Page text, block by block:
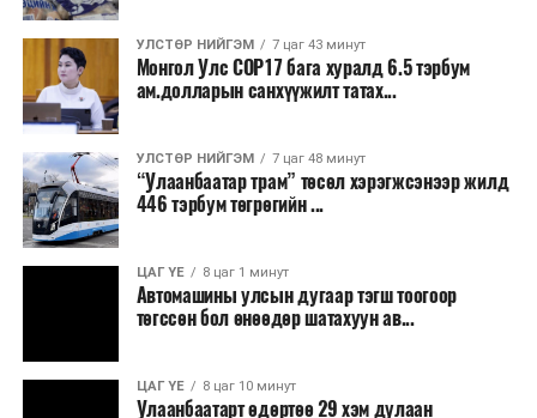
Наймдугаар сарын 7-нд баруун болон төвийн
аймгуудын нутгийн хойд хэсгээр, 8-нд баруун
аймгуудын нутгийн хойд хэсэг, төвийн
аймгуудын нутгийн зарим газраар, 9-нд баруун
аймгуудын нутгийн зүүн, говийн аймгуудын
нутгийн хойд, зүүн аймгуудын нутгийн баруун
хэсэг, төвийн аймгуудын ихэнх нутгаар, 10-нд
төв, зүүн, говийн аймгуудын ихэнх нутгаар
бороо, дуу цахилгаантай аадар бороо орно. Салхи
ихэнх хугацаанд секундэд 5-10 метр, 9-нд
Алтайн салбар уулс, Арц-Богдын өвөр
хоолойгоор, 10-нд говь, талын нутгаар секундэд
14-16 метр, нутгийн зарим газраар борооны
өмнө түр зуур ширүүснэ. Ихэнх нутгаар халж,
УЛСТӨР НИЙГЭМ 7 цаг 43 минут
Монгол Улс COP17 бага хуралд 6.5 тэрбум
ам.долларын санхүүжилт татах...
УЛСТӨР НИЙГЭМ 7 цаг 48 минут
“Улаанбаатар трам” төсөл хэрэгжсэнээр жилд
446 тэрбум төгрөгийн ...
ЦАГ ҮЕ 8 цаг 1 минут
Автомашины улсын дугаар тэгш тоогоор
төгссөн бол өнөөдөр шатахуун ав...
ЦАГ ҮЕ 8 цаг 10 минут
Улаанбаатарт өдөртөө 29 хэм дулаан